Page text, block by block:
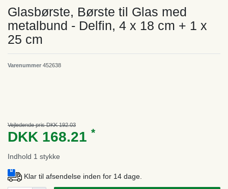
Glasbørste, Børste til Glas med
metalbund - Delfin, 4 x 18 cm + 1 x
25 cm
Varenummer 452638
Vejledende pris DKK 192.03
DKK 168.21 *
Indhold 1 stykke
Klar til afsendelse inden for 14 dage.